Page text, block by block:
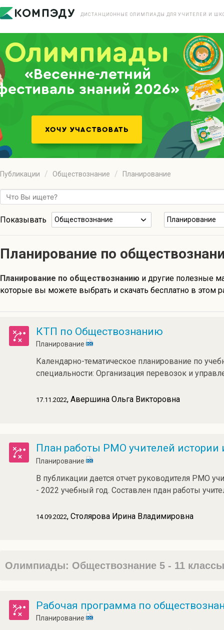
ДИСТАНЦИОННЫЕ ОЛИМПИАДЫ ДЛЯ УЧИТЕЛЕЙ И
«Весенне-летний
знаний 2026»
Публикации Обществознание Планирование
Показывать Обществознание Планирование
Планирование по
Планирование по обществознанию и другие полезные
которые вы можете выбрать и скачать бесплатно в этом
КТП по Обществознанию
Планирование
Календарно-тематическое планирование по
специальности: Организация перевозок и
17.11.2022, Авершина Ольга Викторовна
План работы РМО учителей истории
Планирование
В публикации дается отчет руководителя РМО
- 2022 учебный год. Составлен пдан работы
14.09.2022, Столярова Ирина Владимировна
Олимпиады: Обществознание 5 - 11 классы
Рабочая программа по
Планирование